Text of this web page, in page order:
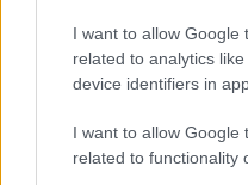
I want to allow Google
related to analytics
device identifiers in
I want to allow Google
related to functionality